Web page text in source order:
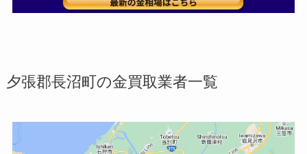
夕張郡長沼町の金買取業者一覧